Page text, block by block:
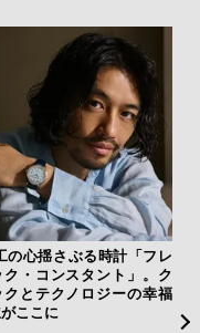
の心揺さぶる時計「フレ
ク・コンスタント」。ク
クとテクノロジーの幸福
ここに